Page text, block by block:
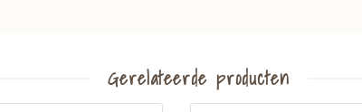
Gerelateerde producten